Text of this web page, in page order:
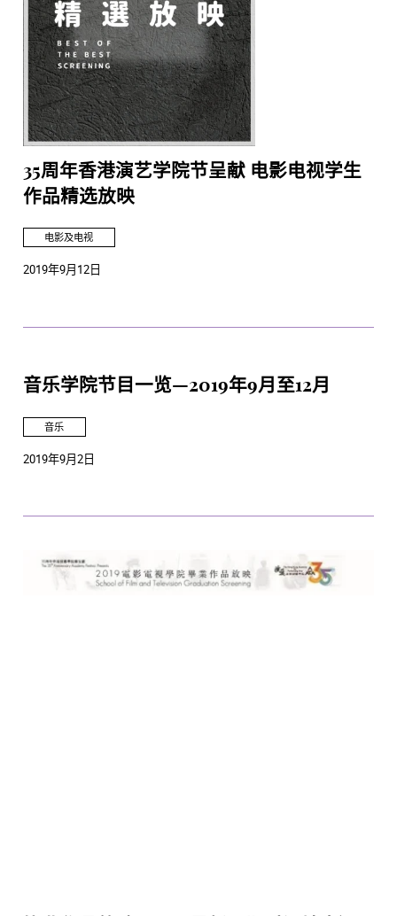
35周年香港演艺学院节呈献 电影电视学生
作品精选放映
电影及电视
2019年9月12日
音乐学院节目一览—2019年9月至12月
音乐
2019年9月2日